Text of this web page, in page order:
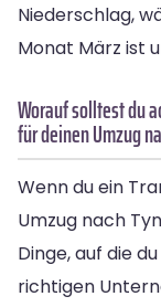
Niederschlag,
Monat März ist
Worauf solltest du
für deinen Umzug
Wenn du ein
Umzug nach
Dinge, auf die
richtigen